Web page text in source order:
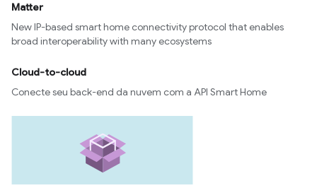
Matter
New IP-based smart home connectivity protocol that enables
broad interoperability with many ecosystems
Cloud-to-cloud
Conecte seu back-end da nuvem com a API Smart Home